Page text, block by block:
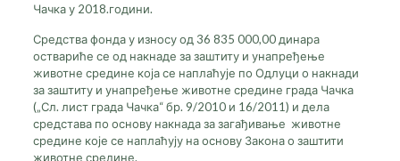
Чачка у 2018.години.
Средства фонда у износу од 36 835 000,00 динара
оствариће се од накнаде за заштиту и унапређење
животне средине која се наплаћује по Одлуци о накнади
за заштиту и унапређење животне средине града Чачка
(„Сл. лист града Чачка“ бр. 9/2010 и 16/2011) и дела
средстава по основу накнада за загађивање животне
средине које се наплаћују на основу Закона о заштити
животне средине.